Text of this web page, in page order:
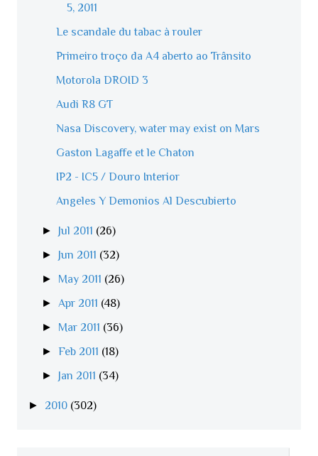
5, 2011
Le scandale du tabac à rouler
Primeiro troço da A4 aberto ao Trânsito
Motorola DROID 3
Audi R8 GT
Nasa Discovery, water may exist on Mars
Gaston Lagaffe et le Chaton
IP2 - IC5 / Douro Interior
Angeles Y Demonios Al Descubierto
► Jul 2011 (26)
► Jun 2011 (32)
► May 2011 (26)
► Apr 2011 (48)
► Mar 2011 (36)
►Feb 2011 (18)
► Jan 2011 (34)
► 2010 (302)